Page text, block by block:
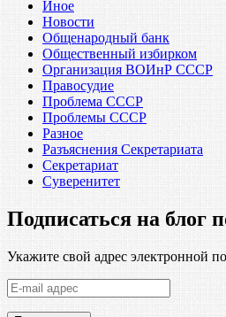
Иное
Новости
Общенародный банк
Общественный избирком
Организация ВОИнР СССР
Правосудие
Проблема СССР
Проблемы СССР
Разное
Разъяснения Секретариата
Секретариат
Суверенитет
Подписаться на блог
Укажите свой адрес электронной
E-
mail